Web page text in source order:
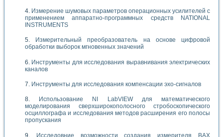
Измерение шумовых параметров операционных усилителей с
применением аппаратно-программных средств NATIONAL
INSTRUMENTS
Измерительный преобразователь на основе цифровой
обработки выборок мгновенных значений
Инструменты для исследования выравнивания электрических
каналов
Инструменты для исследования компенсации эхо-сигналов
Использование NI LabVIEW для математического
моделирования сверхширокополосного стробоскопического
осциллографа и исследования методов расширения его полосы
пропускания
Исследовние возможности создания измерителя ВАХ